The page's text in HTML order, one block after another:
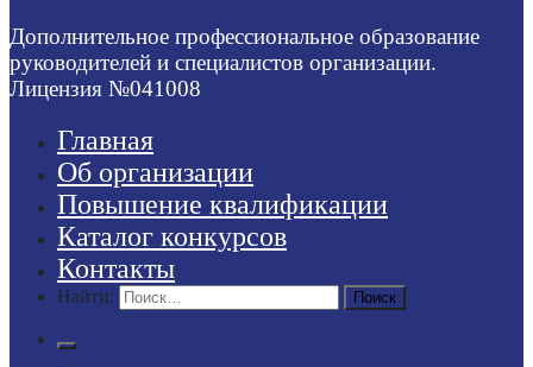
Дополнительное профессиональное образование
руководителей и специалистов организации.
Лицензия №041008
Главная
Об организации
Повышение квалификации
Каталог конкурсов
Контакты
Найти: